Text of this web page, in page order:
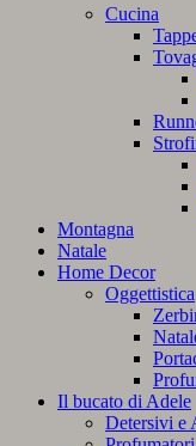
Cucina
Montagna
Natale
Home Decor
Oggettistica
Il bucato di Adele
Detersivi e